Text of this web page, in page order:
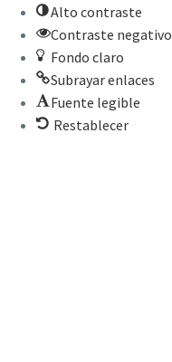
Alto contraste
Contraste negativo
Fondo claro
Subrayar enlaces
Fuente legible
Restablecer